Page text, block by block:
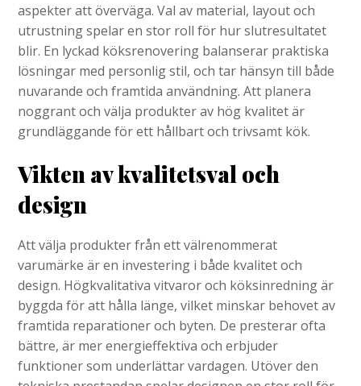
aspekter att överväga. Val av material, layout och
utrustning spelar en stor roll för hur slutresultatet
blir. En lyckad köksrenovering balanserar praktiska
lösningar med personlig stil, och tar hänsyn till både
nuvarande och framtida användning. Att planera
noggrant och välja produkter av hög kvalitet är
grundläggande för ett hållbart och trivsamt kök.
Vikten av kvalitetsval och
design
Att välja produkter från ett välrenommerat
varumärke är en investering i både kvalitet och
design. Högkvalitativa vitvaror och köksinredning är
byggda för att hålla länge, vilket minskar behovet av
framtida reparationer och byten. De presterar ofta
bättre, är mer energieffektiva och erbjuder
funktioner som underlättar vardagen. Utöver den